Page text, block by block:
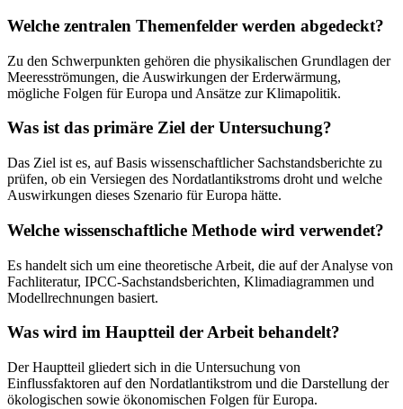
Welche zentralen Themenfelder werden abgedeckt?
Zu den Schwerpunkten gehören die physikalischen Grundlagen der
Meeresströmungen, die Auswirkungen der Erderwärmung,
mögliche Folgen für Europa und Ansätze zur Klimapolitik.
Was ist das primäre Ziel der Untersuchung?
Das Ziel ist es, auf Basis wissenschaftlicher Sachstandsberichte zu
prüfen, ob ein Versiegen des Nordatlantikstroms droht und welche
Auswirkungen dieses Szenario für Europa hätte.
Welche wissenschaftliche Methode wird verwendet?
Es handelt sich um eine theoretische Arbeit, die auf der Analyse von
Fachliteratur, IPCC-Sachstandsberichten, Klimadiagrammen und
Modellrechnungen basiert.
Was wird im Hauptteil der Arbeit behandelt?
Der Hauptteil gliedert sich in die Untersuchung von
Einflussfaktoren auf den Nordatlantikstrom und die Darstellung der
ökologischen sowie ökonomischen Folgen für Europa.